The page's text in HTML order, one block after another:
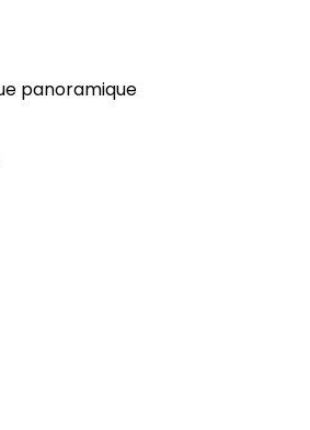
panoramique